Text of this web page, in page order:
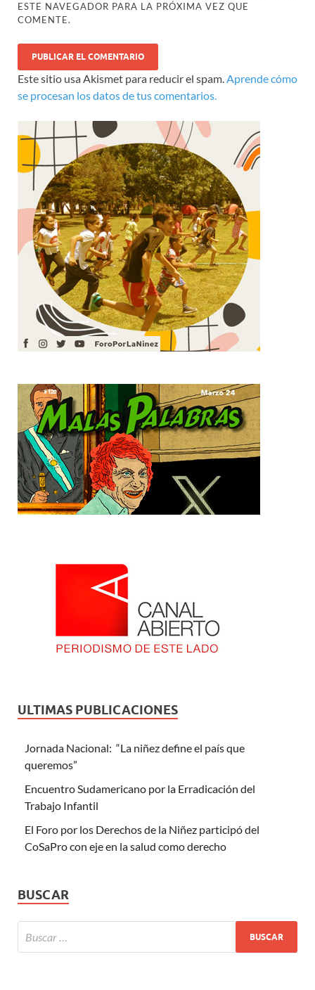
ESTE NAVEGADOR PARA LA PRÓXIMA VEZ QUE
COMENTE.
Este sitio usa Akismet para reducir el spam.Aprende cómo
se procesan los datos de tus comentarios.
ULTIMAS PUBLICACIONES
Jornada Nacional: “La niñez define el país que
queremos”
Encuentro Sudamericano por la Erradicación del
Trabajo Infantil
El Foro por los Derechos de la Niñez participó del
CoSaPro con eje en la salud como derecho
BUSCAR